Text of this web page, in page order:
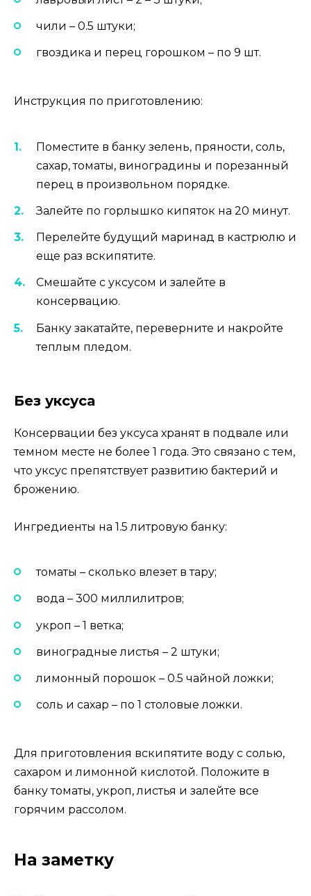
чили – 0.5 штуки;
гвоздика и перец горошком – по 9 шт.
Инструкция по приготовлению:
Поместите в банку зелень, пряности, соль,
сахар, томаты, виноградины и порезанный
перец в произвольном порядке.
Залейте по горлышко кипяток на 20 минут.
Перелейте будущий маринад в кастрюлю и
еще раз вскипятите.
Смешайте с уксусом и залейте в
консервацию.
Банку закатайте, переверните и накройте
теплым пледом.
Без уксуса
Консервации без уксуса хранят в подвале или
темном месте не более 1 года. Это связано с тем,
что уксус препятствует развитию бактерий и
брожению.
Ингредиенты на 1.5 литровую банку:
томаты – сколько влезет в тару;
вода – 300 миллилитров;
укроп – 1 ветка;
виноградные листья – 2 штуки;
лимонный порошок – 0.5 чайной ложки;
соль и сахар – по 1 столовые ложки.
Для приготовления вскипятите воду с солью,
сахаром и лимонной кислотой. Положите в
банку томаты, укроп, листья и залейте все
горячим рассолом.
На заметку